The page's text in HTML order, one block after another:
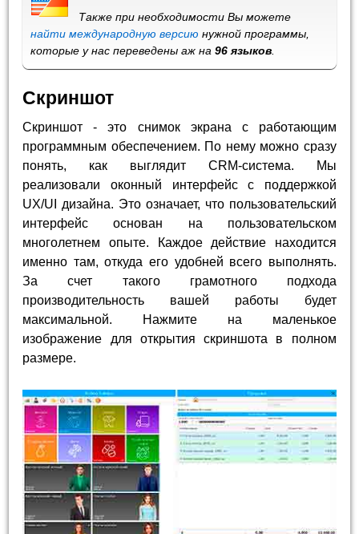
Также при необходимости Вы можете
найти международную версию нужной программы,
которые у нас переведены аж на96 языков
Скриншот
Скриншот - это снимок экрана с работающим
программным обеспечением. По нему можно сразу
понять, как выглядит CRM-система. Мы
реализовали оконный интерфейс с поддержкой
UX/UI дизайна. Это означает, что пользовательский
интерфейс основан на пользовательском
многолетнем опыте. Каждое действие находится
именно там, откуда его удобней всего выполнять.
За счет такого грамотного подхода
производительность вашей работы будет
максимальной. Нажмите на маленькое
изображение для открытия скриншота в полном
размере.